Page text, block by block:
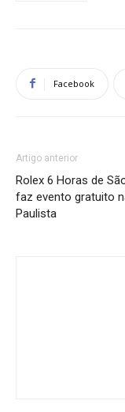
Facebook
Artigo anterior
Rolex 6 Horas de
faz evento gratuito
Paulista